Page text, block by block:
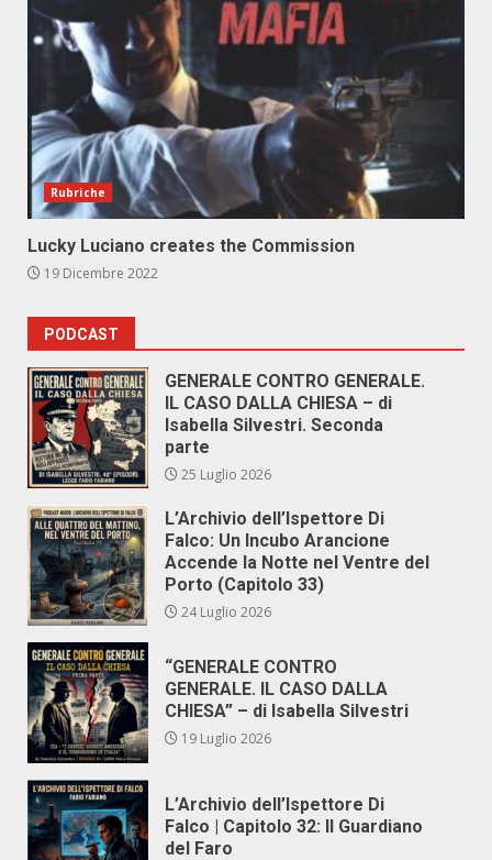
Rubriche
Lucky Luciano creates the Commission
19 Dicembre 2022
PODCAST
GENERALE CONTRO GENERALE.
IL CASO DALLA CHIESA – di
Isabella Silvestri. Seconda
parte
25 Luglio 2026
L’Archivio dell’Ispettore Di
Falco: Un Incubo Arancione
Accende la Notte nel Ventre del
Porto (Capitolo 33)
24 Luglio 2026
“GENERALE CONTRO
GENERALE. IL CASO DALLA
CHIESA” – di Isabella Silvestri
19 Luglio 2026
L’Archivio dell’Ispettore Di
Falco | Capitolo 32: Il Guardiano
del Faro